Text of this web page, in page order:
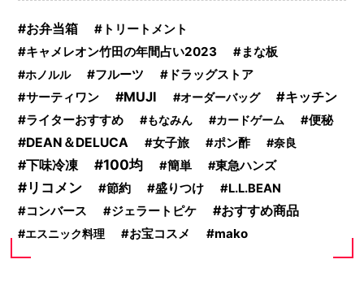
お弁当箱 トリートメント
キャメレオン竹田の年間占い2023 まな板
ホノルル フルーツ
ドラッグストア
サーティワン
MUJI オーダーバッグ キッチン
ライターおすすめ もなみん カードゲーム 便秘
DEAN＆DELUCA 女子旅 ポン酢 奈良
下味冷凍 100均 簡単 東急ハンズ
リコメン 節約 盛りつけ
L.L.BEAN
コンバース
ジェラートピケ おすすめ商品
エスニック料理 お宝コスメ mako